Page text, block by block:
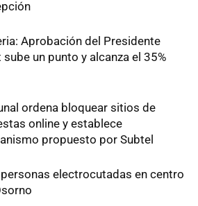
Aprobación del Presidente
sube un punto y alcanza el 35%
ordena bloquear sitios de
online y establece
propuesto por Subtel
electrocutadas en centro